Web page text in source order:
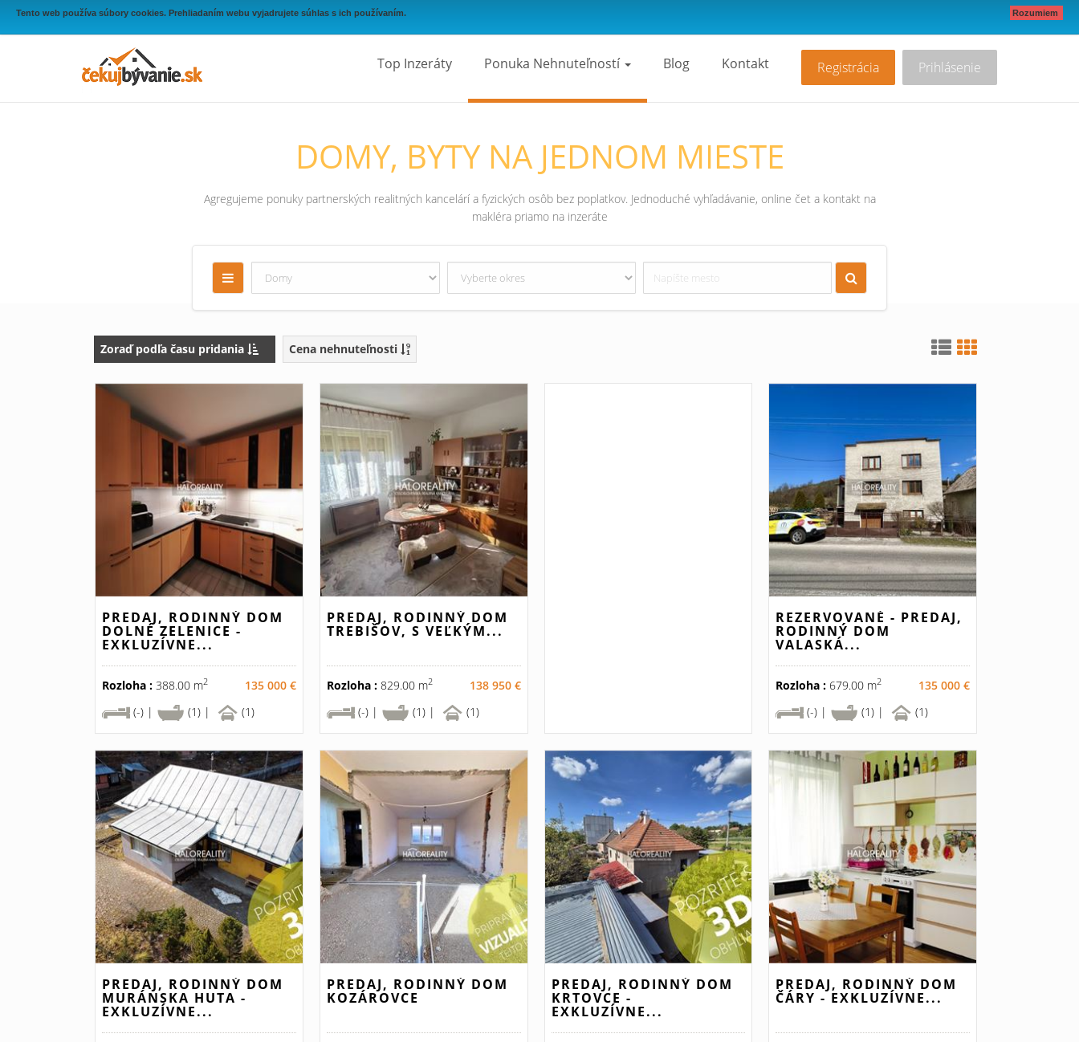
Tento web používa súbory cookies. Prehliadaním webu vyjadrujete súhlas s ich používaním. Rozumiem
Registrácia Prihlásenie
Top Inzeráty Ponuka Nehnuteľností Blog Kontakt
DOMY, BYTY NA JEDNOM MIESTE
Agregujeme ponuky partnerských realitných kancelárí a fyzických osôb bez poplatkov. Jednoduché vyhľadávanie, online čet a kontakt na
makléra priamo na inzeráte
Zoraď podľa času pridania Cena nehnuteľnosti
PREDAJ, RODINNÝ DOM
DOLNÉ ZELENICE -
EXKLUZÍVNE...
Rozloha : 388.00 m2
135 000 €
(-) |
(1) | (1)
PREDAJ, RODINNÝ DOM
TREBIŠOV, S VEĽKÝM...
Rozloha :829.00 m2
138 950 €
(-) |
(1) | (1)
REZERVOVANÉ - PREDAJ,
RODINNÝ DOM
VALASKÁ...
Rozloha : 679.00 m2
135 000 €
(-) |
(1) | (1)
PREDAJ, RODINNÝ DOM
MURÁNSKA HUTA -
EXKLUZÍVNE...
PREDAJ, RODINNÝ DOM
KOZÁROVCE
PREDAJ, RODINNÝ DOM
KRTOVCE -
EXKLUZÍVNE...
PREDAJ, RODINNÝ DOM
ČÁRY - EXKLUZÍVNE...